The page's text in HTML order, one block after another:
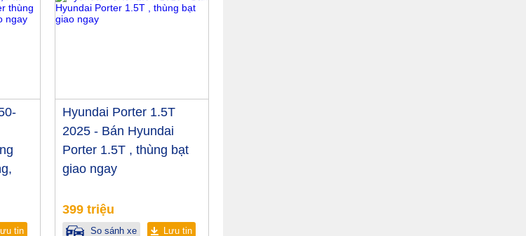
tin
Hyundai Porter 1.5T
2025 - Bán Hyundai
Porter 1.5T , thùng bạt
giao ngay
399 triệu
So sánh xe Lưu tin